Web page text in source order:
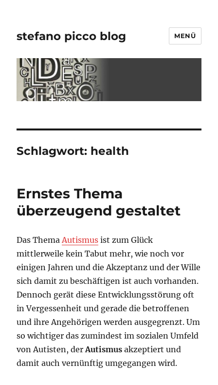
stefano picco blog MENÜ
Schlagwort: health
Ernstes Thema
überzeugend gestaltet
Das ThemaAutismus ist zum Glück
mittlerweile kein Tabut mehr, wie noch vor
einigen Jahren und die Akzeptanz und der Wille
sich damit zu beschäftigen ist auch vorhanden.
Dennoch gerät diese Entwicklungsstörung oft
in Vergessenheit und gerade die betroffenen
und ihre Angehörigen werden ausgegrenzt. Um
so wichtiger das zumindest im sozialen Umfeld
von Autisten, derAutismus akzeptiert und
damit auch vernünftig umgegangen wird.